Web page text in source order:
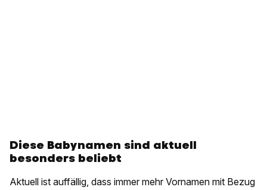
Diese Babynamen sind aktuell
besonders beliebt
Aktuell ist auffällig, dass immer mehr Vornamen mit Bezug